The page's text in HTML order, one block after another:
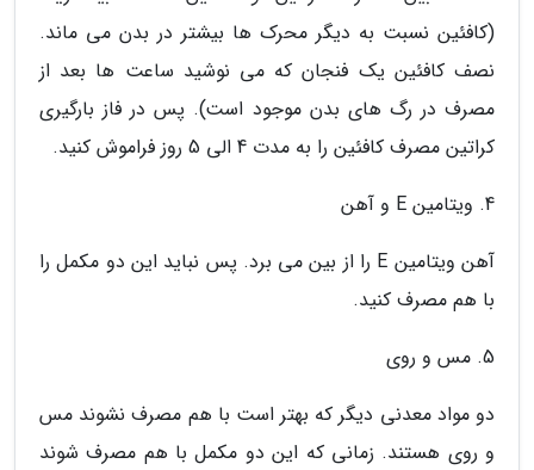
(کافئین نسبت به دیگر محرک ها بیشتر در بدن می ماند.
نصف کافئین یک فنجان که می نوشید ساعت ها بعد از
مصرف در رگ های بدن موجود است). پس در فاز بارگیری
کراتین مصرف کافئین را به مدت 4 الی 5 روز فراموش کنید.
4. ویتامین E و آهن
آهن ویتامین E را از بین می برد. پس نباید این دو مکمل را
با هم مصرف کنید.
5. مس و روی
دو مواد معدنی دیگر که بهتر است با هم مصرف نشوند مس
و روی هستند. زمانی که این دو مکمل با هم مصرف شوند